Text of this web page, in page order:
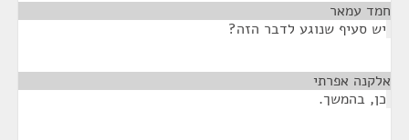
חמד עמאר
יש סעיף שנוגע לדבר הזה?
אלקנה אפרתי
כן, בהמשך.